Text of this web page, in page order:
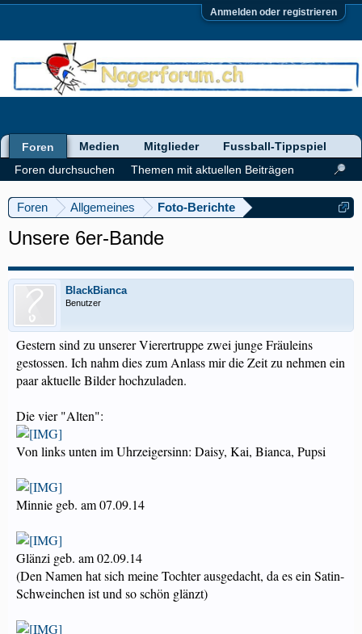
Anmelden oder registrieren
Foren Allgemeines Foto-Berichte
Unsere 6er-Bande
BlackBianca
Benutzer
Gestern sind zu unserer Vierertruppe zwei junge Fräuleins
gestossen. Ich nahm dies zum Anlass mir die Zeit zu nehmen ein
paar aktuelle Bilder hochzuladen.
Die vier "Alten":
Von links unten im Uhrzeigersinn: Daisy, Kai, Bianca, Pupsi
Minnie geb. am 07.09.14
Glänzi geb. am 02.09.14
(Den Namen hat sich meine Tochter ausgedacht, da es ein Satin-
Schweinchen ist und so schön glänzt)
Foren
Foren durchsuchen
Themen mit aktuellen Beiträgen
Medien Mitglieder Fussball-Tippspiel